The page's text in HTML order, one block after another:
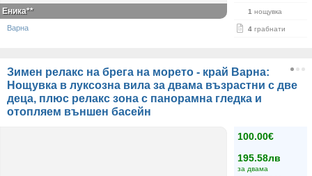
1 нощувка
4 грабнати
Еника**
Варна
Зимен релакс на брега на морето - край Варна:
Нощувка в луксозна вила за двама възрастни с две
деца, плюс релакс зона с панорамна гледка и
отопляем външен басейн
100.00€
195.58лв
за двама